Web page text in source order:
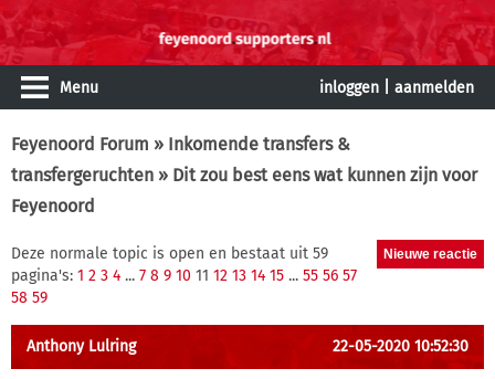
Menu inloggen aanmelden
Feyenoord Forum » Inkomende transfers &
transfergeruchten » Dit zou best eens wat kunnen zijn voor
Feyenoord
Deze normale topic is open en bestaat uit 59
pagina's: 1 2 3 4 ... 7 8 9 10 11 12 13 14 15 ... 55 56 57
58 59
Anthony Lulring 22-05-2020 10:52:30